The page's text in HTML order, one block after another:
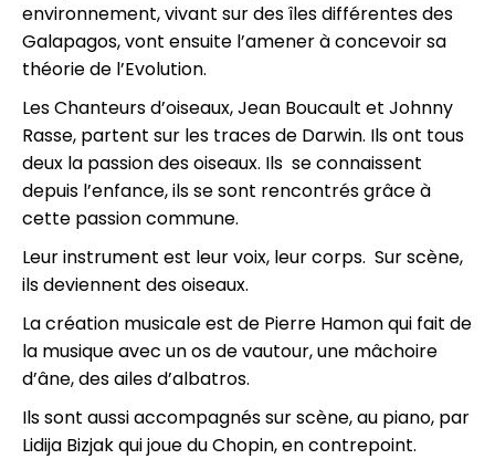
environnement, vivant sur des îles différentes des
Galapagos, vont ensuite l’amener à concevoir sa
théorie de l’Evolution.
Les Chanteurs d’oiseaux, Jean Boucault et Johnny
Rasse, partent sur les traces de Darwin. Ils ont tous
deux la passion des oiseaux. Ils se connaissent
depuis l’enfance, ils se sont rencontrés grâce à
cette passion commune.
Leur instrument est leur voix, leur corps. Sur scène,
ils deviennent des oiseaux.
La création musicale est de Pierre Hamon qui fait de
la musique avec un os de vautour, une mâchoire
d’âne, des ailes d’albatros.
Ils sont aussi accompagnés sur scène, au piano, par
Lidija Bizjak qui joue du Chopin, en contrepoint.